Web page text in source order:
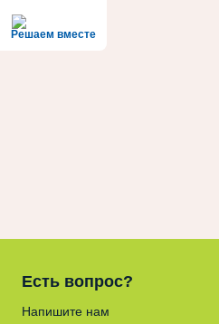
Решаем вместе
Есть вопрос?
Напишите нам